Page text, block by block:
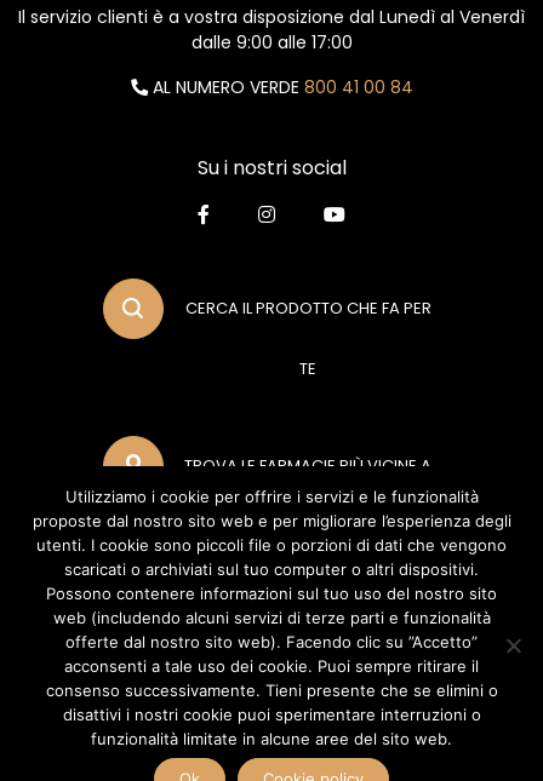
Il servizio clienti è a vostra disposizione dal Lunedì al Venerdì
dalle 9:00 alle 17:00
AL NUMERO VERDE 800 41 00 84
Su i nostri social
CERCA IL PRODOTTO CHE FA PER
TE
TROVA LE FARMACIE PIÙ VICINE A
TE
METODI DI PAGAMENTO
POLIFARMA BENESSERE S.R.L (Socio Unico Polifarma S.P.A) Via del Poggio
Laurentino, 2 - 00144 - Roma (RM) - P.IVA 04888070960 Copyright ©
2026 Polifarma Benessere, Tutti I Diritti Riservati.
Utilizziamo i cookie per offrire i servizi e le funzionalità
proposte dal nostro sito web e per migliorare l’esperienza degli
utenti. I cookie sono piccoli file o porzioni di dati che vengono
scaricati o archiviati sul tuo computer o altri dispositivi.
Possono contenere informazioni sul tuo uso del nostro sito
web (includendo alcuni servizi di terze parti e funzionalità
offerte dal nostro sito web). Facendo clic su ”Accetto”
acconsenti a tale uso dei cookie. Puoi sempre ritirare il
consenso successivamente. Tieni presente che se elimini o
disattivi i nostri cookie puoi sperimentare interruzioni o
funzionalità limitate in alcune aree del sito web.